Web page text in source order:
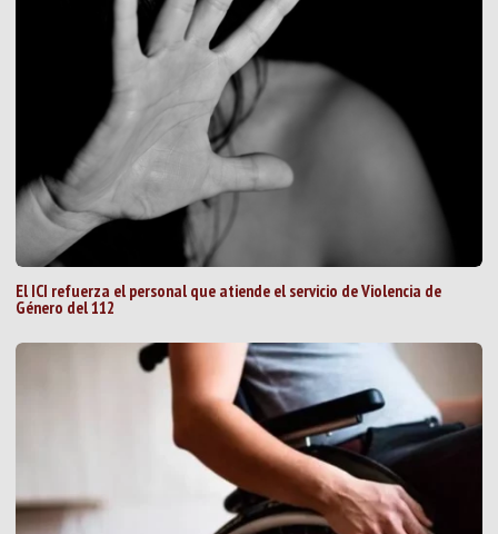
El ICI refuerza el personal que atiende el servicio de Violencia de
Género del 112